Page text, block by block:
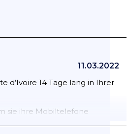
11.03.2022
d’Ivoire 14 Tage lang in Ihrer
sie ihre Mobiltelefone
Maßnahmen werden